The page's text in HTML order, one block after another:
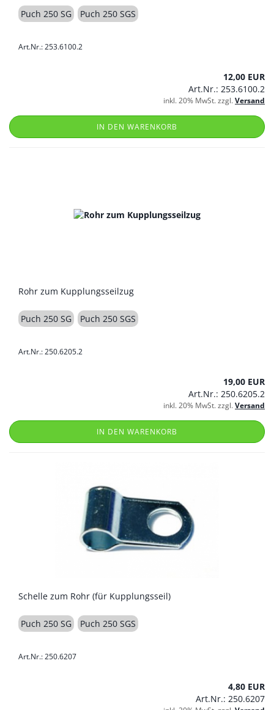
Puch 250 SG Puch 250 SGS
Art.Nr.: 253.6100.2
12,00 EUR
Art.Nr.: 253.6100.2
inkl. 20% MwSt. zzgl.Versand
IN DEN WARENKORB
Rohr zum Kupplungsseilzug
Puch 250 SG Puch 250 SGS
Art.Nr.: 250.6205.2
19,00 EUR
Art.Nr.: 250.6205.2
inkl. 20% MwSt. zzgl.Versand
IN DEN WARENKORB
Schelle zum Rohr (für Kupplungsseil)
Puch 250 SG Puch 250 SGS
Art.Nr.: 250.6207
4,80 EUR
Art.Nr.: 250.6207